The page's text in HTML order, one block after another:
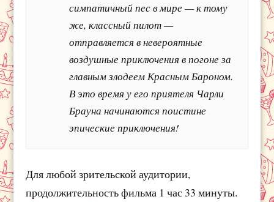
симпатичный пес в мире — к тому
же, классный пилот —
отправляется в невероятные
воздушные приключения в погоне за
главным злодеем Красным Бароном.
В это время у его приятеля Чарли
Брауна начинаются поистине
эпические приключения!
Для любой зрительской аудитории,
продолжительность фильма 1 час 33 минуты.